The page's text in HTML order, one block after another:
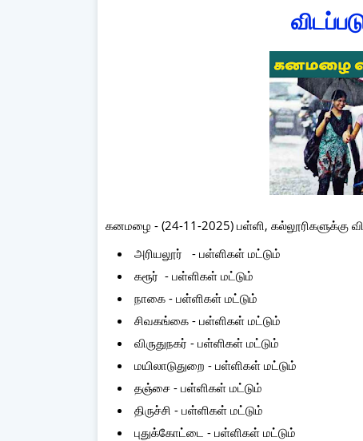
கனமழை - (24-11-2025) பள்ளி, கல்லூரிகளுக்கு
அரியலூர் - பள்ளிகள் மட்டும்
கரூர் - பள்ளிகள் மட்டும்
நாகை - பள்ளிகள் மட்டும்
சிவகங்கை - பள்ளிகள் மட்டும்
விருதுநகர் - பள்ளிகள் மட்டும்
மயிலாடுதுறை - பள்ளிகள் மட்டும்
தஞ்சை - பள்ளிகள் மட்டும்
திருச்சி - பள்ளிகள் மட்டும்
புதுக்கோட்டை - பள்ளிகள் மட்டும்